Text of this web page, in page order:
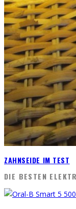
ZAHNSEIDE IM TEST
DIE BESTEN